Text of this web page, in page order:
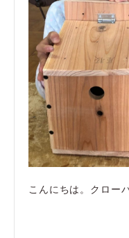
こんにちは。クロー